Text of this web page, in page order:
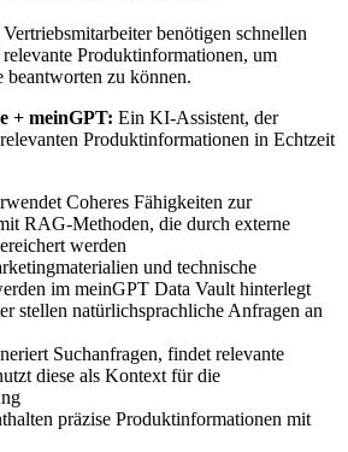
Vertriebsmitarbeiter benötigen schnellen
Produktinformationen, um
beantworten zu können.
+ meinGPT: Ein KI-Assistent, der
Produktinformationen in Echtzeit
Coheres Fähigkeiten zur
RAG-Methoden, die durch externe
werden
und technische
im meinGPT Data Vault hinterlegt
stellen natürlichsprachliche Anfragen an
Suchanfragen, findet relevante
diese als Kontext für die
präzise Produktinformationen mit